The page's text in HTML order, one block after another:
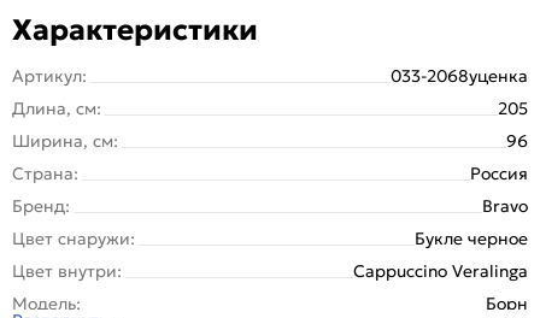
Характеристики
Артикул:
033-2068уценка
Длина, см:
205
Ширина, см:
96
Страна:
Россия
Бренд:
Bravo
Цвет снаружи:
Букле черное
Цвет внутри:
Cappuccino Veralinga
Модель:
Борн